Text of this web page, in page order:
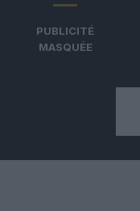
PUBLICITÉ
MASQUÉE